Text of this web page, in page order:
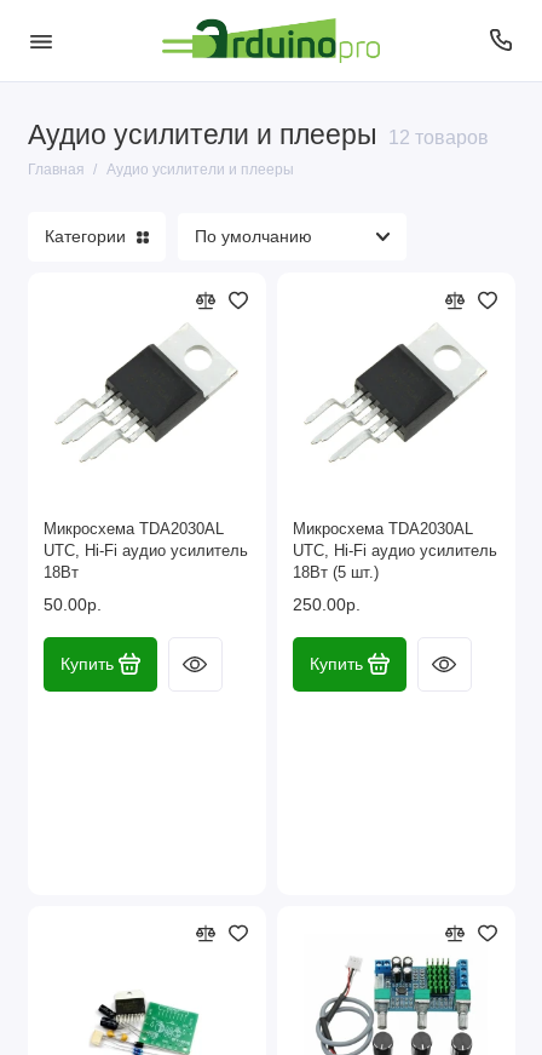
Аудио усилители и плееры 12 товаров
Главная Аудио усилители и плееры
Категории
Микросхема TDA2030AL
UTC, Hi-Fi aудио усилитель
18Вт
50.00р.
Купить
Микросхема TDA2030AL
UTC, Hi-Fi aудио усилитель
18Вт (5 шт.)
250.00р.
Купить